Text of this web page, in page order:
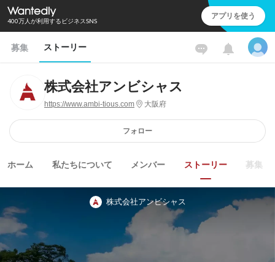
400万人が利用するビジネスSNS アプリを使う
募集 ストーリー
株式会社アンビシャス
https://www.ambi-tious.com 大阪府
フォロー
ホーム 私たちについて メンバー ストーリー 募集
株式会社アンビシャス